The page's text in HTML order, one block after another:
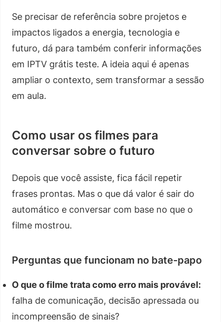
Se precisar de referência sobre projetos e
impactos ligados a energia, tecnologia e
futuro, dá para também conferir informações
em IPTV grátis teste. A ideia aqui é apenas
ampliar o contexto, sem transformar a sessão
em aula.
Como usar os filmes para
conversar sobre o futuro
Depois que você assiste, fica fácil repetir
frases prontas. Mas o que dá valor é sair do
automático e conversar com base no que o
filme mostrou.
Perguntas que funcionam no bate-papo
O que o filme trata como erro mais provável:
falha de comunicação, decisão apressada ou
incompreensão de sinais?